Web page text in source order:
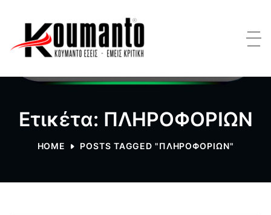
Ετικέτα: ΠΛΗΡΟΦΟΡΙΩΝ
HOME POSTS TAGGED "ΠΛΗΡΟΦΟΡΙΩΝ"